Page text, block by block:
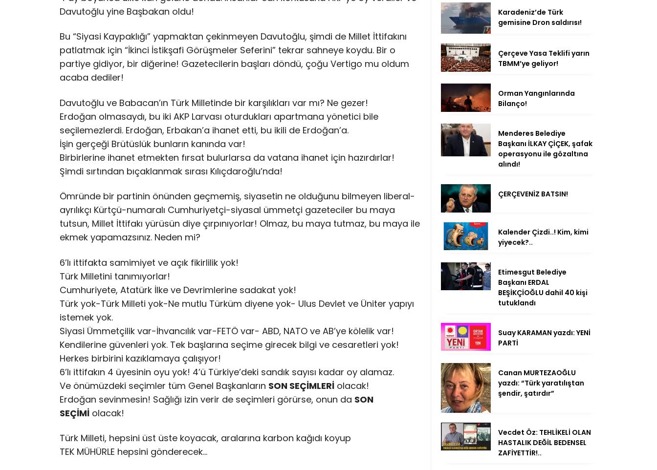
Davutoğlu yine Başbakan oldu!
Bu “Siyasi Kaypaklığı” yapmaktan çekinmeyen Davutoğlu, şimdi de Millet İttifakını
patlatmak için “İkinci İstikşafi Görüşmeler Seferini” tekrar sahneye koydu. Bir o
partiye gidiyor, bir diğerine! Gazetecilerin başları döndü, çoğu Vertigo mu oldum
acaba dediler!
Davutoğlu ve Babacan’ın Türk Milletinde bir karşılıkları var mı? Ne gezer!
Erdoğan olmasaydı, bu iki AKP Larvası oturdukları apartmana yönetici bile
seçilemezlerdi. Erdoğan, Erbakan’a ihanet etti, bu ikili de Erdoğan’a.
İşin gerçeği Brütüslük bunların kanında var!
Birbirlerine ihanet etmekten fırsat bulurlarsa da vatana ihanet için hazırdırlar!
Şimdi sırtından bıçaklanmak sırası Kılıçdaroğlu’nda!
Ömründe bir partinin önünden geçmemiş, siyasetin ne olduğunu bilmeyen liberal-
ayrılıkçı Kürtçü-numaralı Cumhuriyetçi-siyasal ümmetçi gazeteciler bu maya
tutsun, Millet İttifakı yürüsün diye çırpınıyorlar! Olmaz, bu maya tutmaz, bu maya ile
ekmek yapamazsınız. Neden mi?
6’lı ittifakta samimiyet ve açık fikirlilik yok!
Türk Milletini tanımıyorlar!
Cumhuriyete, Atatürk İlke ve Devrimlerine sadakat yok!
Türk yok-Türk Milleti yok-Ne mutlu Türküm diyene yok- Ulus Devlet ve Üniter yapıyı
istemek yok.
Siyasi Ümmetçilik var-İhvancılık var-FETÖ var- ABD, NATO ve AB’ye kölelik var!
Kendilerine güvenleri yok. Tek başlarına seçime girecek bilgi ve cesaretleri yok!
Herkes birbirini kazıklamaya çalışıyor!
6’lı ittifakın 4 üyesinin oyu yok! 4’ü Türkiye’deki sandık sayısı kadar oy alamaz.
Ve önümüzdeki seçimler tüm Genel Başkanların SON SEÇİMLERİ olacak!
Erdoğan sevinmesin! Sağlığı izin verir de seçimleri görürse, onun da SON
SEÇİMİ olacak!
Türk Milleti, hepsini üst üste koyacak, aralarına karbon kağıdı koyup
TEK MÜHÜRLE hepsini gönderecek…
Karadeniz’de Türk
gemisine Dron saldırısı!
Çerçeve Yasa Teklifi yarın
TBMM’ye geliyor!
Orman Yangınlarında
Bilanço!
Menderes Belediye
Başkanı İLKAY ÇİÇEK, şafak
operasyonu ile gözaltına
alındı!
ÇERÇEVENİZ BATSIN!
Kalender Çizdi..! Kim, kimi
yiyecek?..
Etimesgut Belediye
Başkanı ERDAL
BEŞİKÇİOĞLU dahil 40 kişi
tutuklandı
Suay KARAMAN yazdı: YENİ
PARTİ
Canan MURTEZAOĞLU
yazdı: “Türk yaratılıştan
şendir, şatırdır”
Vecdet Öz: TEHLİKELİ OLAN
HASTALIK DEĞİL BEDENSEL
ZAFİYETTİR!..